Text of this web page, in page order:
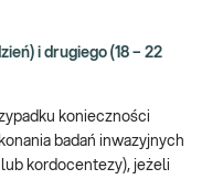
i drugiego (18 – 22
konieczności
badań inwazyjnych
kordocentezy), jeżeli